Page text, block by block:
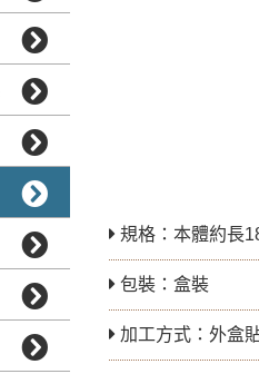
規格：本體約長
包裝：盒裝
加工方式：外盒